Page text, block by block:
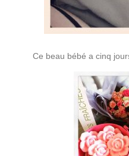
Ce beau bébé a cinq